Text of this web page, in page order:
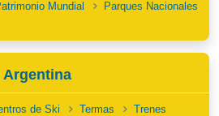
Mundial
Parques Nacionales
Argentina
de Ski Termas
Trenes